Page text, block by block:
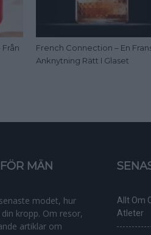
French Connection – En
Anknytning Rätt I Glaset
MÄN
modet, hur
kropp. Om resor,
artiklar om
Allt Om
Atleter